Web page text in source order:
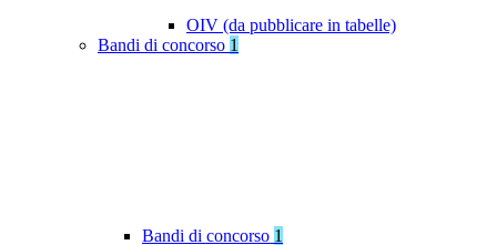
OIV (da pubblicare in tabelle)
Bandi di concorso 1
Bandi di concorso 1